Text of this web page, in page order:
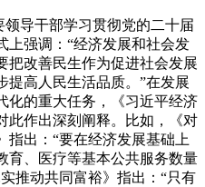
导干部学习贯彻党的二十届
上强调：“经济发展和社会发
把改善民生作为促进社会发展
提高人民生活品质。”在发展
化的重大任务，《习近平经济
此作出深刻阐释。比如，《对
指出：“要在经济发展基础上
育、医疗等基本公共服务数量
推动共同富裕》指出：“只有